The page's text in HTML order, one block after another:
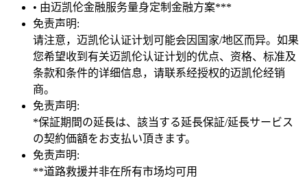
• 由迈凯伦金融服务量身定制金融方案***
免责声明:
请注意，迈凯伦认证计划可能会因国家/地区而异。如果
您希望收到有关迈凯伦认证计划的优点、资格、标准及
条款和条件的详细信息，请联系经授权的迈凯伦经销
商。
免责声明:
*保証期間の延長は、該当する延長保証/延長サービス
の契約価額をお支払い頂きます。
免责声明:
**道路救援并非在所有市场均可用